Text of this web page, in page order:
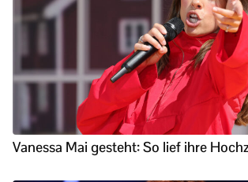
Vanessa Mai gesteht: So lief ihre